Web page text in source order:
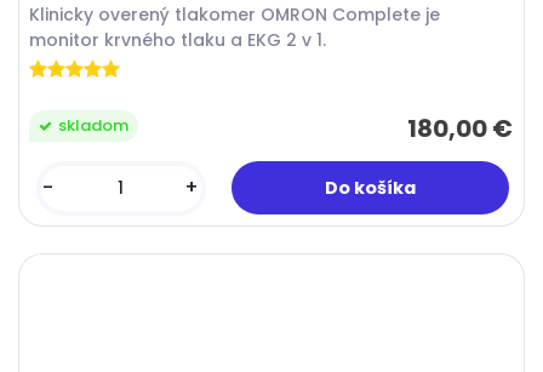
Klinicky overený tlakomer OMRON Complete je
monitor krvného tlaku a EKG 2 v 1.
180,00 €
skladom
- +